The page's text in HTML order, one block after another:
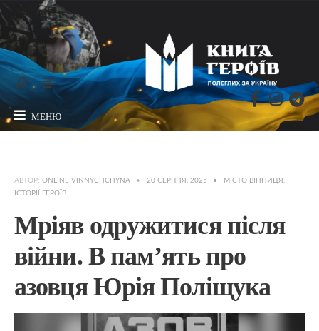
МЕНЮ
АВТОР: ONLINE VINNYCHCHYNA • 20 СЕРПНЯ, 2025 • МІСТО ВІННИЦЯ ,
ІСТОРІЇ ГЕРОЇВ
Мріяв одружитися після
війни. В пам’ять про
азовця Юрія Поліщука